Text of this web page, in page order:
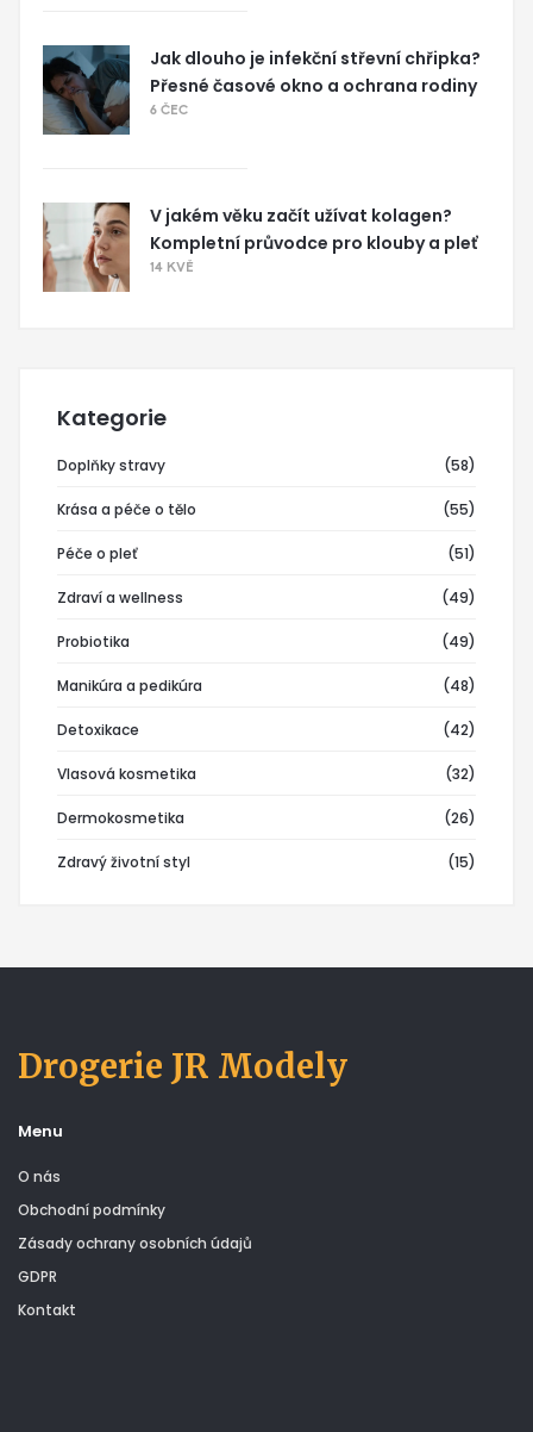
Jak dlouho je infekční střevní chřipka?
Přesné časové okno a ochrana rodiny
6 ČEC
V jakém věku začít užívat kolagen?
Kompletní průvodce pro klouby a pleť
14 KVĚ
Kategorie
Doplňky stravy (58)
Krása a péče o tělo (55)
Péče o pleť (51)
Zdraví a wellness (49)
Probiotika (49)
Manikúra a pedikúra (48)
Detoxikace (42)
Vlasová kosmetika (32)
Dermokosmetika (26)
Zdravý životní styl (15)
Drogerie JR Modely
Menu
O nás
Obchodní podmínky
Zásady ochrany osobních údajů
GDPR
Kontakt